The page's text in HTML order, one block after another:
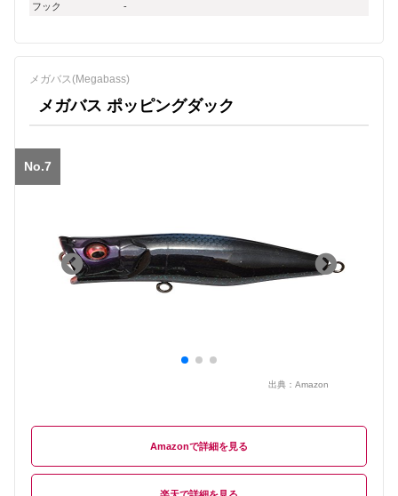
フック
-
メガバス(Megabass)
メガバス ポッピングダック
No.7
出典： Amazon
Amazon